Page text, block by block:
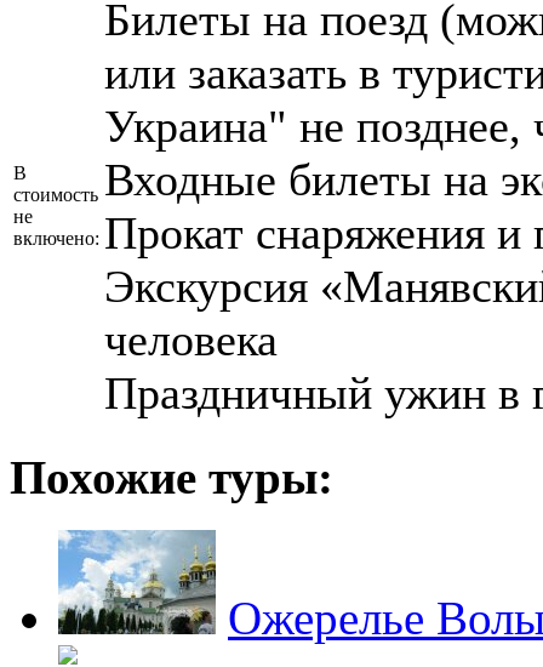
В
стоимость
не
включено:
Билеты на поезд
или заказать в
Украина" не позднее,
Входные билеты на
Прокат снаряжения и
Экскурсия
человека
Праздничный ужин в
Похожие туры:
Ожерелье